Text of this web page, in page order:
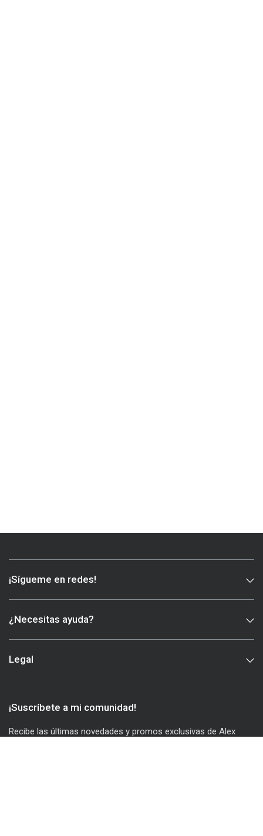
¡Sígueme en redes!
¿Necesitas ayuda?
Legal
¡Suscríbete a mi comunidad!
Recibe las últimas novedades y promos exclusivas de Alex